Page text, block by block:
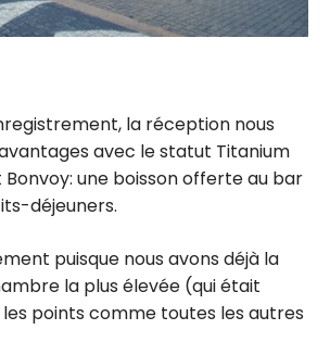
la réception nous
avec le statut Titanium
une boisson offerte au bar
déjeuners.
puisque nous avons déjà la
la plus élevée (qui était
points comme toutes les autres